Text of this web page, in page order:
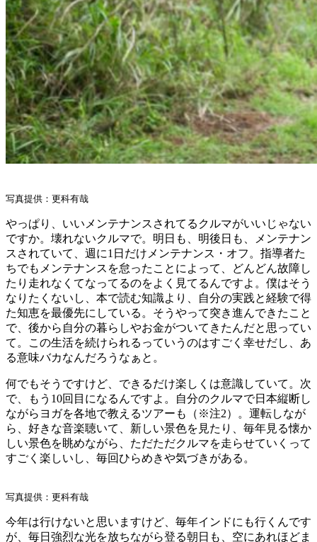
写真提供：更科有哉
やっぱり、いいメンテナンスされてるクルマがいいじゃない
ですか。壊れないクルマで。明日も、明後日も、メンテナン
スされていて、週に1日だけメンテナンス・オフ。指導者た
ちでもメンテナンスを怠ったことによって、どんどん故障し
たり走れなくてなってるのをよく見てるんですよ。僕はそう
なりたくないし、本で読む知識より、自分の実践と経験で得
た知恵を最優先にしている。そうやって突き進んできたこと
で、後から自分の暮らしやお金がついてきたんだと思ってい
て。この生活を続けられるっていうのはすごく幸せだし、あ
る意味バカなんだろうなぁと。
何でもそうですけど、できるだけ楽しくは意識していて。次
で、もう10回目になるんですよ。自分のクルマで日本縦断し
ながらヨガを各地で教えるツアーも（※注2）。運転しなが
ら、好きな音楽聴いて、新しい景色を見たり、毎年見る懐か
しい景色を眺めながら、ただただクルマを走らせていくって
すごく楽しいし、毎回ひらめきや気づきがある。
写真提供：更科有哉
今年は行けないと思いますけど、毎年インドにも行くんです
が、毎日強烈な光を放ちながら登る朝日も、空にあれほどま